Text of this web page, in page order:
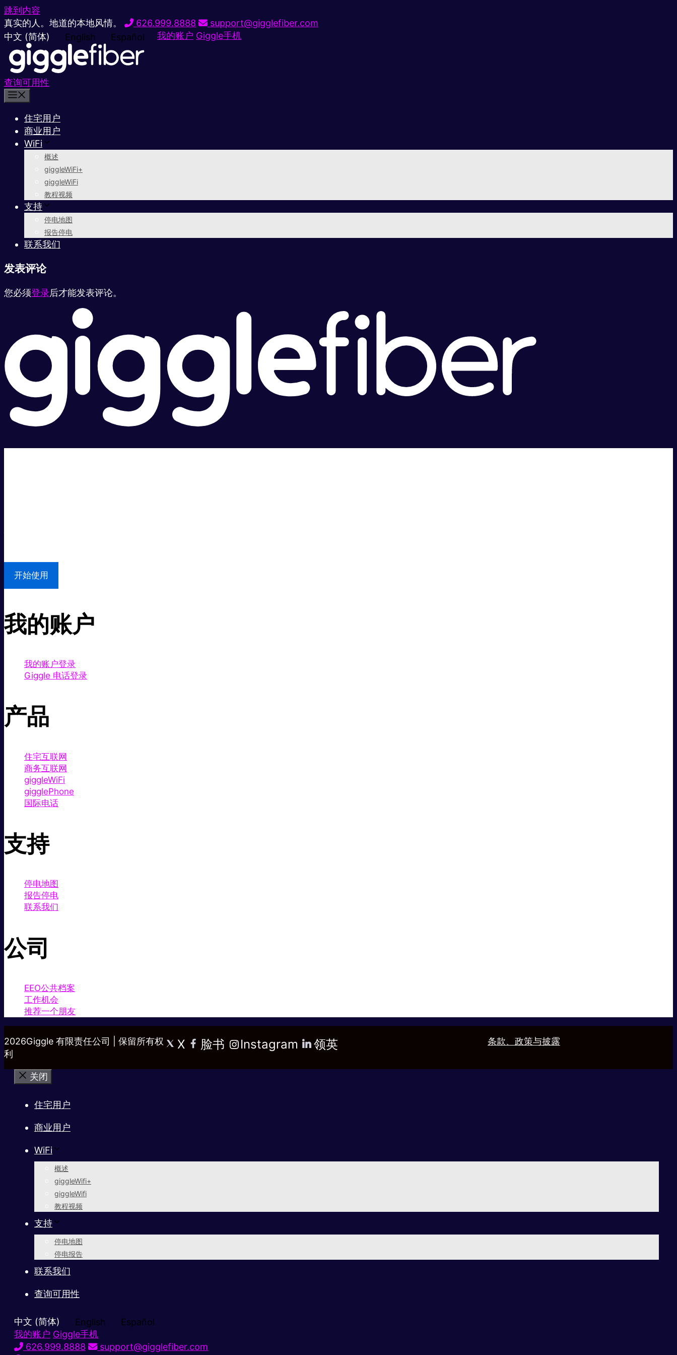
跳到内容
真实的人。地道的本地风情。
626.999.8888
support@gigglefiber.com
中文 (简体)
English Español 我的账户 Giggle手机
查询可用性
住宅用户
商业用户
WiFi
概述
giggleWiFi+
giggleWiFi
教程视频
支持
停电地图
报告停电
联系我们
发表评论
您必须登录后才能发表评论。
开始使用
我的账户
我的账户登录
Giggle 电话登录
产品
住宅互联网
商务互联网
giggleWiFi
gigglePhone
国际电话
支持
停电地图
报告停电
联系我们
公司
EEO公共档案
工作机会
推荐一个朋友
2026Giggle 有限责任公司 | 保留所有权
利
X 脸书 Instagram 领英 条款、政策与披露
关闭
住宅用户
商业用户
WiFi
概述
giggleWifi+
giggleWifi
教程视频
支持
停电地图
停电报告
联系我们
查询可用性
中文 (简体) English
Español
我的账户 Giggle手机
626.999.8888
support@gigglefiber.com